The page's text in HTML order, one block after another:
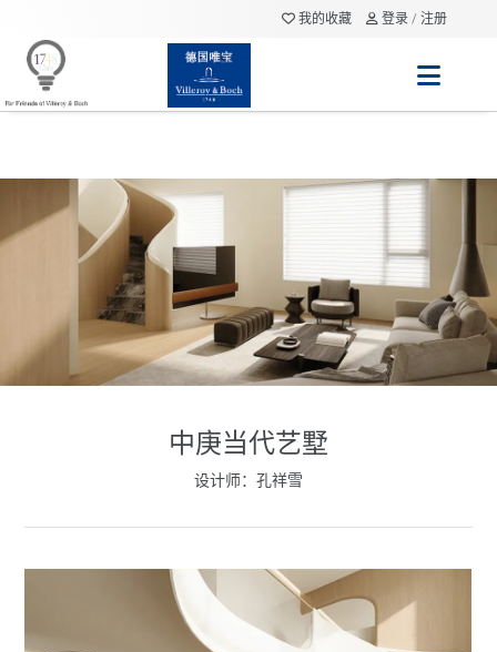
我的收藏 登录 / 注册
中庚当代艺墅
设计师：孔祥雪